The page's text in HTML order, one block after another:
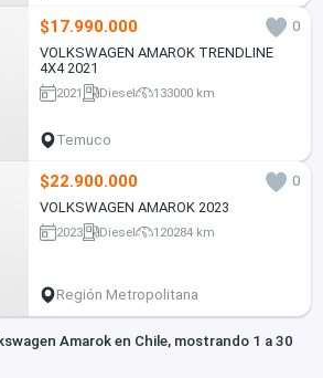
$17.990.000
0
VOLKSWAGEN AMAROK TRENDLINE
4X4 2021
2021 Diesel 133000 km
Temuco
$22.900.000
0
VOLKSWAGEN AMAROK 2023
2023 Diesel 120284 km
Región Metropolitana
Amarok en Chile, mostrando 1 a 30